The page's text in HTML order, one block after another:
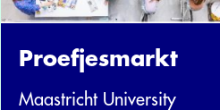
Proefjesmarkt
Maastricht University